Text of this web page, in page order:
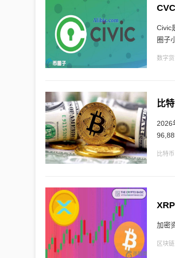
Civic
圈子
数字
2026
比特币
加密
区块链